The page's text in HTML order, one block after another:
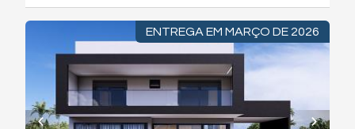
ENTREGA EM MARÇO DE 2026